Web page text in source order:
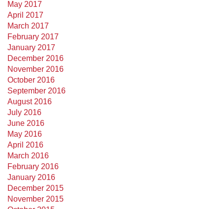
May 2017
April 2017
March 2017
February 2017
January 2017
December 2016
November 2016
October 2016
September 2016
August 2016
July 2016
June 2016
May 2016
April 2016
March 2016
February 2016
January 2016
December 2015
November 2015